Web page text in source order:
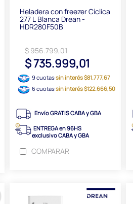
Heladera con freezer Cíclica
277 L Blanca Drean -
HDR280F50B
$ 956.799,01
$ 735.999,01
9 cuotassin interés $81.777,67
6 cuotassin interés $122.666,50
Envío GRATIS CABA y GBA
ENTREGA en 96HS
exclusivo CABA y GBA
COMPARAR